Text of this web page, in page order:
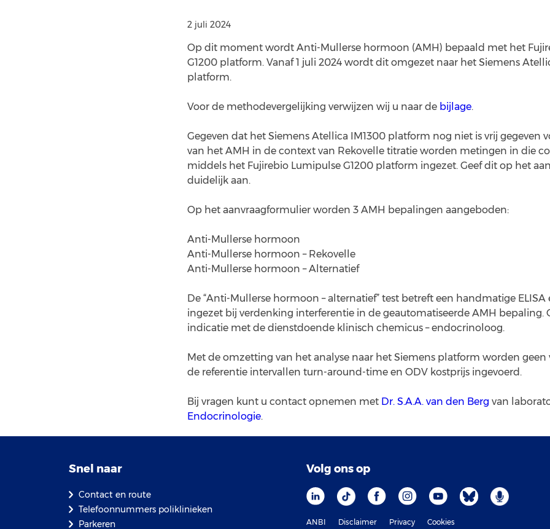
2 juli 2024
Op dit moment wordt Anti-Mullerse hormoon (AMH) bepaald met het
G1200 platform. Vanaf 1 juli 2024 wordt dit omgezet naar het Siemens
platform.
Voor de methodevergelijking verwijzen wij u naar de bijlage.
Gegeven dat het Siemens Atellica IM1300 platform nog niet is vrij gegeven
van het AMH in de context van Rekovelle titratie worden metingen in die
middels het Fujirebio Lumipulse G1200 platform ingezet. Geef dit op het
duidelijk aan.
Op het aanvraagformulier worden 3 AMH bepalingen aangeboden:
Anti-Mullerse hormoon
Anti-Mullerse hormoon – Rekovelle
Anti-Mullerse hormoon – Alternatief
De “Anti-Mullerse hormoon – alternatief” test betreft een handmatige
ingezet bij verdenking interferentie in de geautomatiseerde AMH bepaling.
indicatie met de dienstdoende klinisch chemicus – endocrinoloog.
Met de omzetting van het analyse naar het Siemens platform worden
de referentie intervallen turn-around-time en ODV kostprijs ingevoerd.
Bij vragen kunt u contact opnemen met Dr. S.A.A. van den Berg van
Endocrinologie.
Snel naar
Contact en route
Telefoonnummers poliklinieken
Parkeren
Volg ons op
ANBI Disclaimer Privacy
Cookies